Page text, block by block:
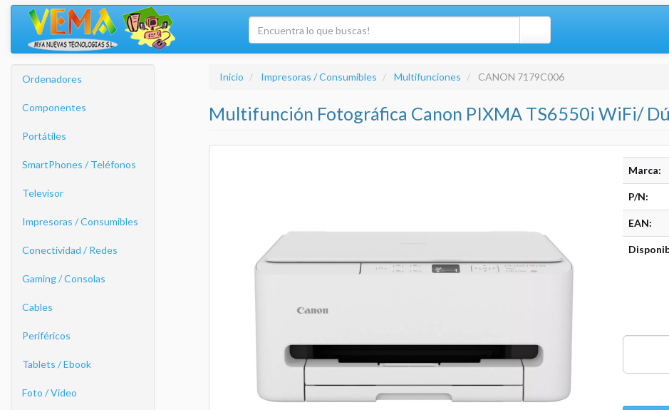
Ordenadores
Componentes
Portátiles
SmartPhones / Teléfonos
Televisor
Impresoras / Consumibles
Conectividad / Redes
Gaming / Consolas
Cables
Periféricos
Tablets / Ebook
Foto / Video
Inicio Impresoras / Consumibles Multifunciones CANON 7179C006
Multifunción Fotográfica Canon PIXMA TS6550i WiFi/
Marca:
P/N:
EAN: